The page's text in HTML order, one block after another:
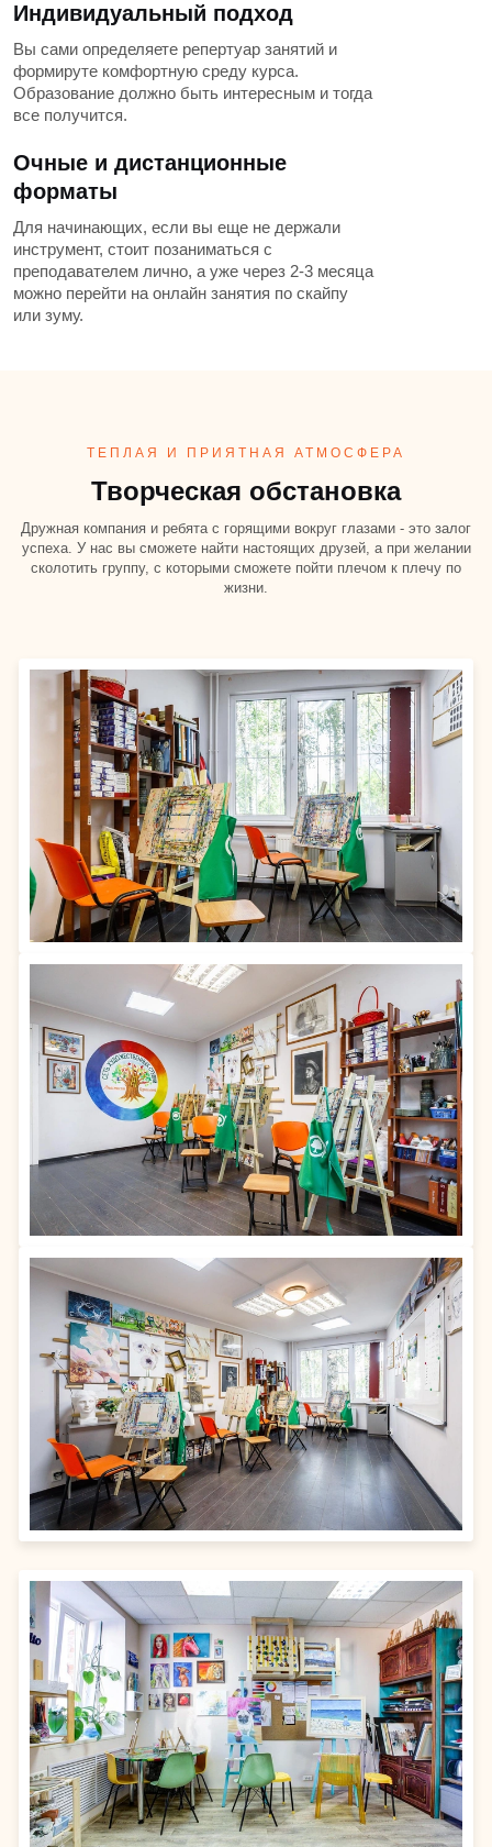
Индивидуальный подход
Вы сами определяете репертуар занятий и
формируте комфортную среду курса.
Образование должно быть интересным и тогда
все получится.
Очные и дистанционные
форматы
Для начинающих, если вы еще не держали
инструмент, стоит позаниматься с
преподавателем лично, а уже через 2-3 месяца
можно перейти на онлайн занятия по скайпу
или зуму.
ТЕПЛАЯ И ПРИЯТНАЯ АТМОСФЕРА
Творческая обстановка
Дружная компания и ребята с горящими вокруг глазами - это залог
успеха. У нас вы сможете найти настоящих друзей, а при желании
сколотить группу, с которыми сможете пойти плечом к плечу по
жизни.